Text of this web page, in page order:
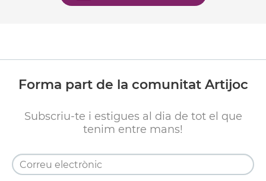
Forma part de la comunitat Artijoc
Subscriu-te i estigues al dia de tot el que
tenim entre mans!